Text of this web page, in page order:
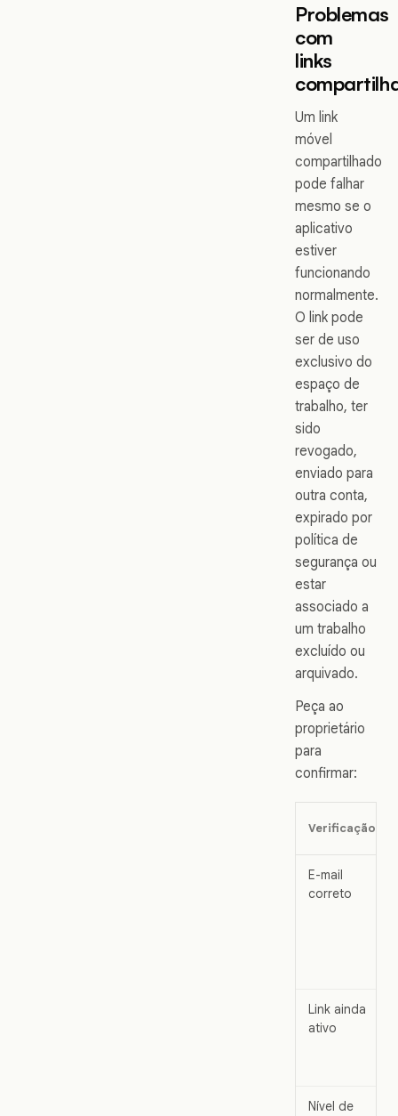
Problemas
com
links
Um link
móvel
compartilhado
pode falhar
mesmo se o
aplicativo
estiver
funcionando
normalmente.
O link pode
ser de uso
exclusivo do
espaço de
trabalho, ter
sido
revogado,
enviado para
outra conta,
expirado por
política de
segurança ou
estar
associado a
um trabalho
excluído ou
arquivado.
Peça ao
proprietário
para
confirmar:
Verificação
E-mail
correto
Link ainda
ativo
Nível de